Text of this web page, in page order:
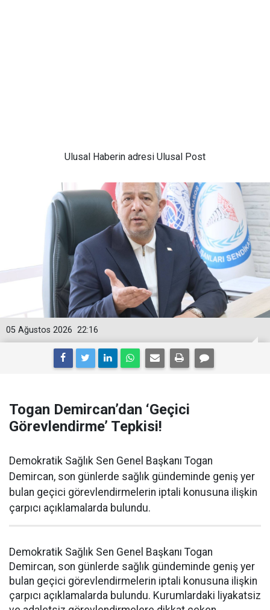
Ulusal Haberin adresi Ulusal Post
22:16
05 Ağustos 2026
Togan Demircan’dan ‘Geçici
Görevlendirme’ Tepkisi!
Demokratik Sağlık Sen Genel Başkanı Togan
Demircan, son günlerde sağlık gündeminde geniş yer
bulan geçici görevlendirmelerin iptali konusuna ilişkin
çarpıcı açıklamalarda bulundu.
Demokratik Sağlık Sen Genel Başkanı Togan
Demircan, son günlerde sağlık gündeminde geniş yer
bulan geçici görevlendirmelerin iptali konusuna ilişkin
çarpıcı açıklamalarda bulundu. Kurumlardaki liyakatsiz